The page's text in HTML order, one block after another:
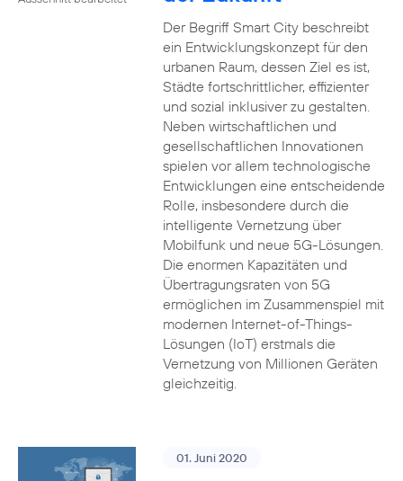
Der Begriff Smart City beschreibt
ein Entwicklungskonzept für den
urbanen Raum, dessen Ziel es ist,
Städte fortschrittlicher, effizienter
und sozial inklusiver zu gestalten.
Neben wirtschaftlichen und
gesellschaftlichen Innovationen
spielen vor allem technologische
Entwicklungen eine entscheidende
Rolle, insbesondere durch die
intelligente Vernetzung über
Mobilfunk und neue 5G-Lösungen.
Die enormen Kapazitäten und
Übertragungsraten von 5G
ermöglichen im Zusammenspiel mit
modernen Internet-of-Things-
Lösungen (IoT) erstmals die
Vernetzung von Millionen Geräten
gleichzeitig.
01. Juni 2020